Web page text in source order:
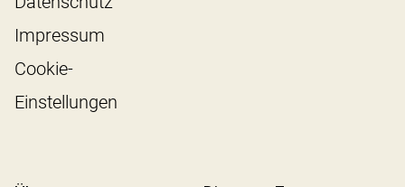
Impressum
Cookie-
Einstellungen